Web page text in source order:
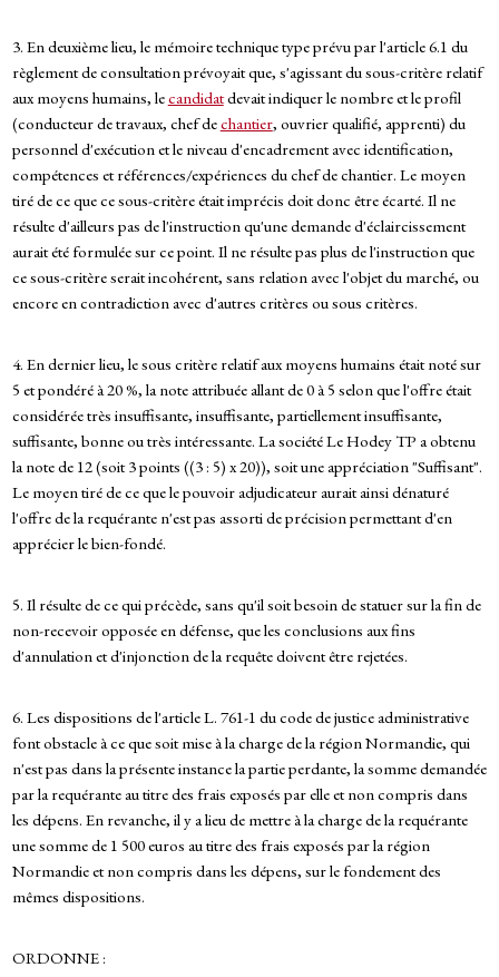
3. En deuxième lieu, le mémoire technique type prévu par l'article 6.1 du
règlement de consultation prévoyait que, s'agissant du sous-critère relatif
aux moyens humains, lecandidatdevait indiquer le nombre et le profil
(conducteur de travaux, chef dechantier, ouvrier qualifié, apprenti) du
personnel d'exécution et le niveau d'encadrement avec identification,
compétences et références/expériences du chef de chantier. Le moyen
tiré de ce que ce sous-critère était imprécis doit donc être écarté. Il ne
résulte d'ailleurs pas de l'instruction qu'une demande d'éclaircissement
aurait été formulée sur ce point. Il ne résulte pas plus de l'instruction que
ce sous-critère serait incohérent, sans relation avec l'objet du marché, ou
encore en contradiction avec d'autres critères ou sous critères.
4. En dernier lieu, le sous critère relatif aux moyens humains était noté sur
5 et pondéré à 20 %, la note attribuée allant de 0 à 5 selon que l'offre était
considérée très insuffisante, insuffisante, partiellement insuffisante,
suffisante, bonne ou très intéressante. La société Le Hodey TP a obtenu
la note de 12 (soit 3 points ((3 : 5) x 20)), soit une appréciation "Suffisant".
Le moyen tiré de ce que le pouvoir adjudicateur aurait ainsi dénaturé
l'offre de la requérante n'est pas assorti de précision permettant d'en
apprécier le bien-fondé.
5. Il résulte de ce qui précède, sans qu'il soit besoin de statuer sur la fin de
non-recevoir opposée en défense, que les conclusions aux fins
d'annulation et d'injonction de la requête doivent être rejetées.
6. Les dispositions de l'article L. 761-1 du code de justice administrative
font obstacle à ce que soit mise à la charge de la région Normandie, qui
n'est pas dans la présente instance la partie perdante, la somme demandée
par la requérante au titre des frais exposés par elle et non compris dans
les dépens. En revanche, il y a lieu de mettre à la charge de la requérante
une somme de 1 500 euros au titre des frais exposés par la région
Normandie et non compris dans les dépens, sur le fondement des
mêmes dispositions.
ORDONNE :